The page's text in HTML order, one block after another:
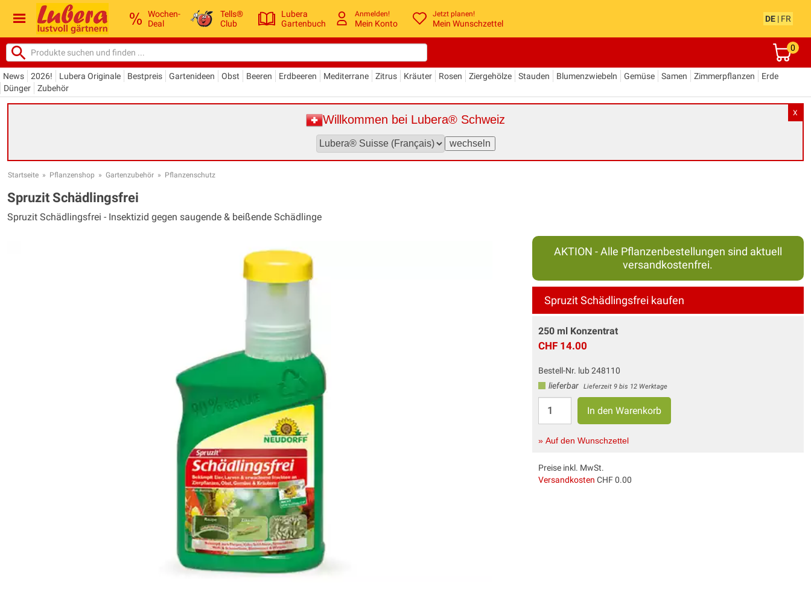
Wochen-
Deal
Tells®
Club
Lubera
Gartenbuch
Anmelden!
Mein Konto
Jetzt planen!
Mein Wunschzettel
DE | FR
0
News 2026! Lubera Originale Bestpreis Gartenideen Obst Beeren Erdbeeren Mediterrane Zitrus Kräuter Rosen Ziergehölze Stauden Blumenzwiebeln Gemüse Samen Zimmerpflanzen
Erde
Dünger
Zubehör
X
Willkommen bei Lubera® Schweiz
Startseite » Pflanzenshop » Gartenzubehör » Pflanzenschutz
Spruzit Schädlingsfrei
Spruzit Schädlingsfrei - Insektizid gegen saugende & beißende Schädlinge
AKTION - Alle Pflanzenbestellungen sind aktuell
versandkostenfrei.
Spruzit Schädlingsfrei kaufen
250 ml Konzentrat
CHF 14.00
Bestell-Nr. lub 248110
lieferbar
Lieferzeit 9 bis 12 Werktage
» Auf den Wunschzettel
Preise inkl. MwSt.
Versandkosten CHF 0.00